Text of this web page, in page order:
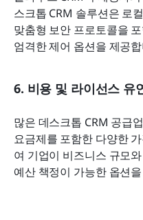
스크톱 CRM 솔루션은 로
맞춤형 보안 프로토콜을
엄격한 제어 옵션을 제공
6. 비용 및 라이선스 유
많은 데스크톱 CRM 공급
요금제를 포함한 다양한
여 기업이 비즈니스 규모
예산 책정이 가능한 옵션